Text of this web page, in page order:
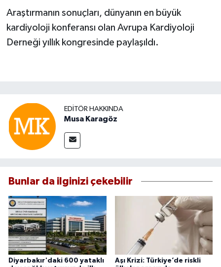
Araştırmanın sonuçları, dünyanın en büyük
kardiyoloji konferansı olan Avrupa Kardiyoloji
Derneği yıllık kongresinde paylaşıldı.
EDITÖR HAKKINDA
Musa Karagöz
Bunlar da ilginizi çekebilir
Diyarbakır'daki 600 yataklı
Aşı Krizi: Türkiye’de riskli